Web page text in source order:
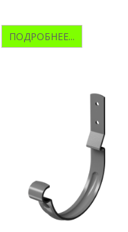
ПОДРОБНЕЕ...